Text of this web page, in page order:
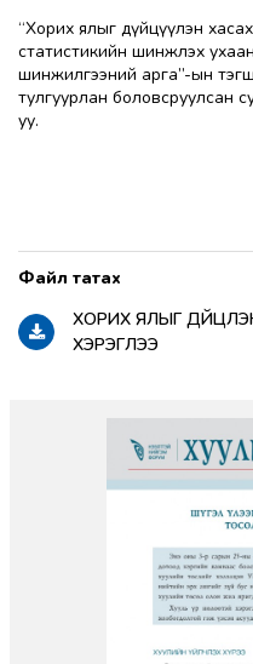
“Хорих ялыг дүйцүүлэн
статистикийн шинжлэх
шинжилгээний арга”-ын
тулгуурлан боловсруулсан
уу.
ХОРИХ ЯЛЫГ
ХЭРЭГЛЭЭ